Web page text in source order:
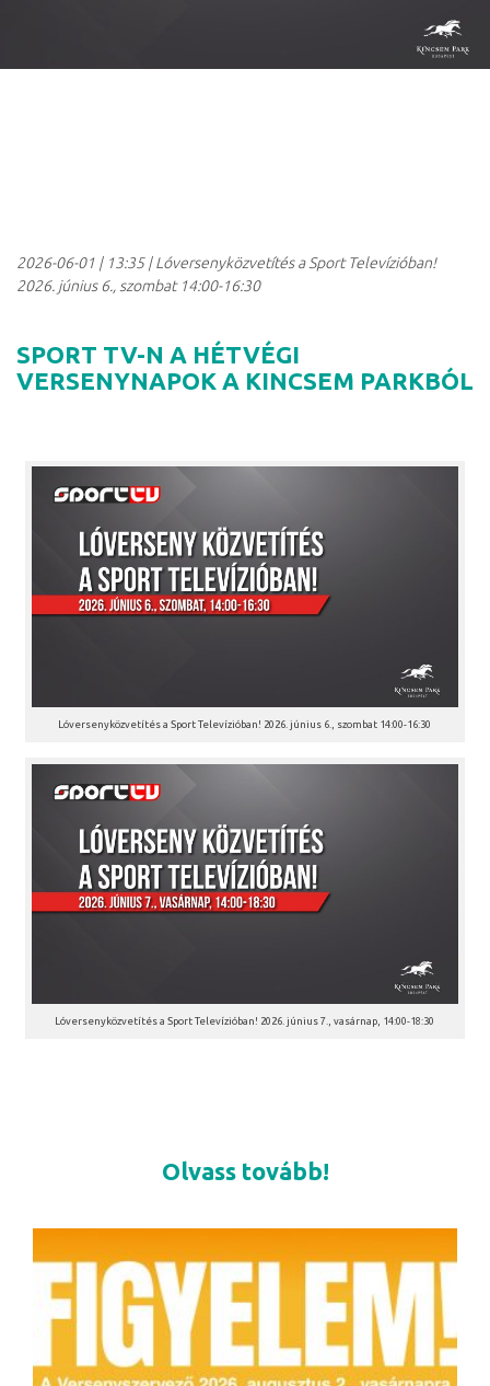
2026-06-01 | 13:35| Lóversenyközvetítés a Sport Televízióban!
2026. június 6., szombat 14:00-16:30
SPORT TV-N A HÉTVÉGI
VERSENYNAPOK A KINCSEM PARKBÓL
Lóversenyközvetítés a Sport Televízióban! 2026. június 6., szombat 14:00-16:30
Lóversenyközvetítés a Sport Televízióban! 2026. június 7., vasárnap, 14:00-18:30
Olvass tovább!